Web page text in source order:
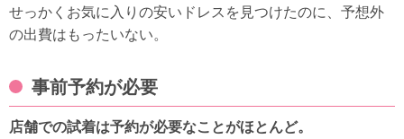
せっかくお気に入りの安いドレスを見つけたのに、予想外
の出費はもったいない。
事前予約が必要
店舗での試着は予約が必要なことがほとんど。